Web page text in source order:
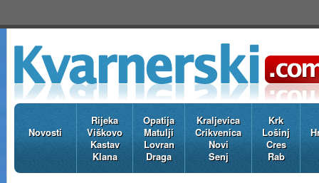
Novosti
Rijeka
Viškovo
Kastav
Klana
Opatija
Matulji
Lovran
Draga
Kraljevica
Crikvenica
Novi
Senj
Krk
Lošinj
Cres
Rab